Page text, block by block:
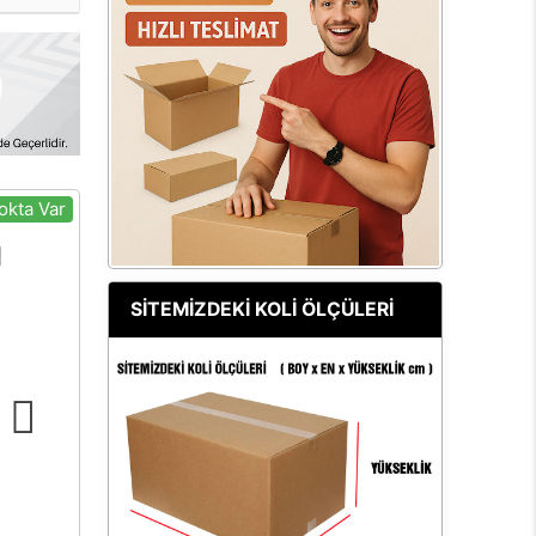
Var
SİTEMİZDEKİ KOLİ ÖLÇÜLERİ